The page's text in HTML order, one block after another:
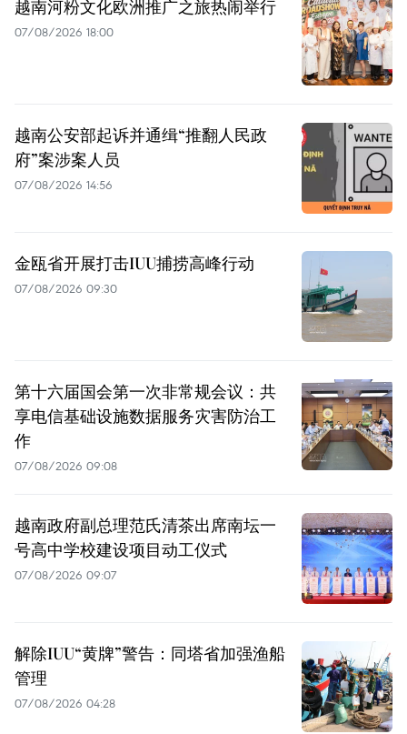
越南河粉文化欧洲推广之旅热闹举行
07/08/2026 18:00
越南公安部起诉并通缉“推翻人民政
府”案涉案人员
07/08/2026 14:56
金瓯省开展打击IUU捕捞高峰行动
07/08/2026 09:30
第十六届国会第一次非常规会议：共
享电信基础设施数据服务灾害防治工
作
07/08/2026 09:08
越南政府副总理范氏清茶出席南坛一
号高中学校建设项目动工仪式
07/08/2026 09:07
解除IUU“黄牌”警告：同塔省加强渔船
管理
07/08/2026 04:28